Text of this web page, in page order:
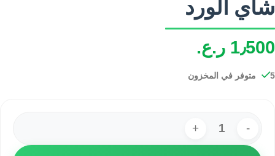
شاي الورد
1٫500 ر.ع.
5 متوفر في المخزون